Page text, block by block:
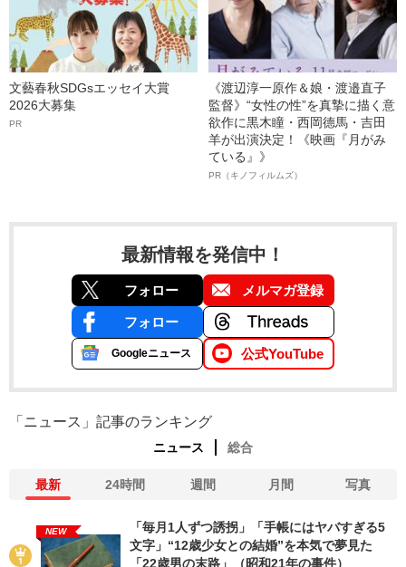
文藝春秋SDGsエッセイ大賞
2026大募集
PR
《渡辺淳一原作＆娘・渡邉直子
監督》“女性の性”を真摯に描く意
欲作に黒木瞳・西岡德馬・吉田
羊が出演決定！《映画『月がみ
ている』》
PR（キノフィルムズ）
最新情報を発信中！
フォロー メルマガ登録
フォロー
Googleニュース 公式YouTube
「ニュース」記事のランキング
ニュース 総合
最新 24時間 週間 月間 写真
NEW
「毎月1人ずつ誘拐」「手帳にはヤバすぎる5
文字」“12歳少女との結婚”を本気で夢見た
「22歳男の末路」（昭和21年の事件）